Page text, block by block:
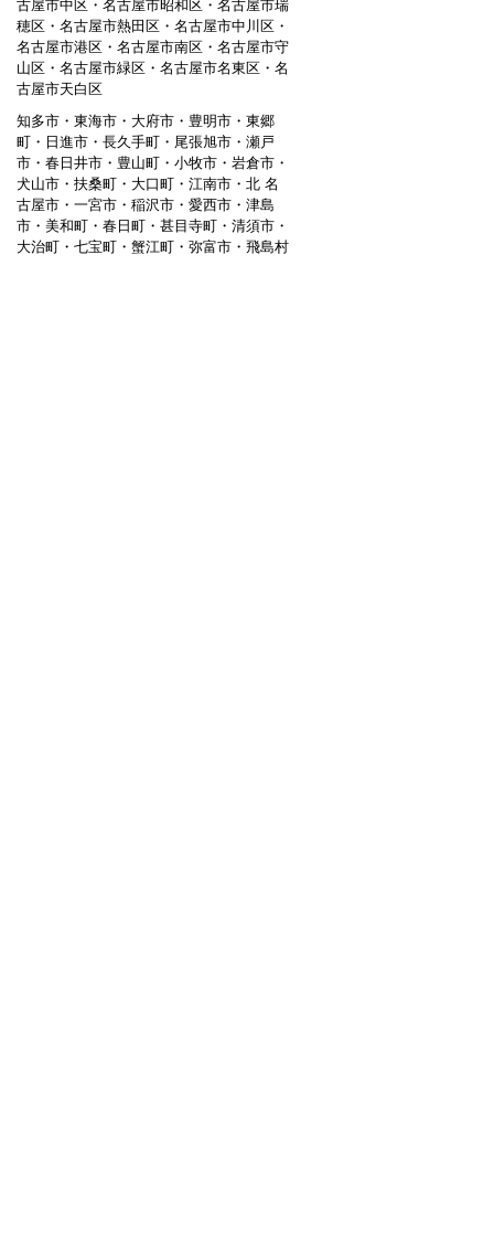
古屋市中区・名古屋市昭和区・名古屋市瑞
穂区・名古屋市熱田区・名古屋市中川区・
名古屋市港区・名古屋市南区・名古屋市守
山区・名古屋市緑区・名古屋市名東区・名
古屋市天白区
知多市・東海市・大府市・豊明市・東郷
町・日進市・長久手町・尾張旭市・瀬戸
市・春日井市・豊山町・小牧市・岩倉市・
犬山市・扶桑町・大口町・江南市・北 名
古屋市・一宮市・稲沢市・愛西市・津島
市・美和町・春日町・甚目寺町・清須市・
大治町・七宝町・蟹江町・弥富市・飛島村